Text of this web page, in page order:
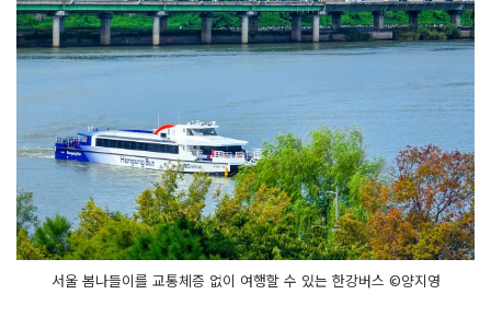
서울 봄나들이를 교통체증 없이 여행할 수 있는 한강버스 ©양지영